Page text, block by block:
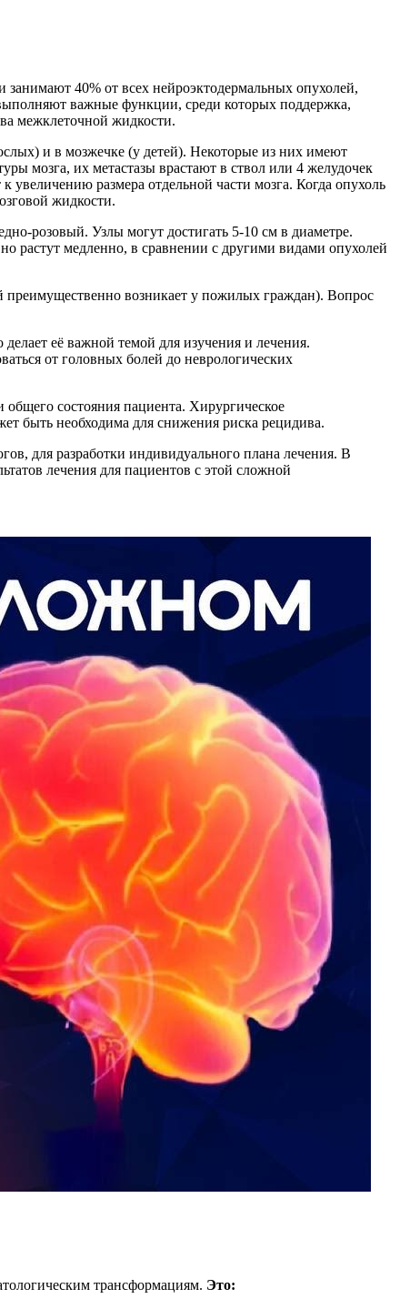
40% от всех нейроэктодермальных опухолей,
важные функции, среди которых поддержка,
межклеточной жидкости.
и в мозжечке (у детей). Некоторые из них имеют
мозга, их метастазы врастают в ствол или 4 желудочек
размера отдельной части мозга. Когда опухоль
жидкости.
розовый. Узлы могут достигать 5-10 см в диаметре.
растут медленно, в сравнении с другими видами опухолей
преимущественно возникает у пожилых граждан). Вопрос
её важной темой для изучения и лечения.
от головных болей до неврологических
состояния пациента. Хирургическое
быть необходима для снижения риска рецидива.
для разработки индивидуального плана лечения. В
лечения для пациентов с этой сложной
трансформациям. Это: